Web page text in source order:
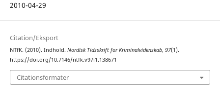
2010-04-29
Citation/Eksport
NTfK. (2010). Indhold. Nordisk Tidsskrift for Kriminalvidenskab, 97(1).
https://doi.org/10.7146/ntfk.v97i1.138671
Citationsformater